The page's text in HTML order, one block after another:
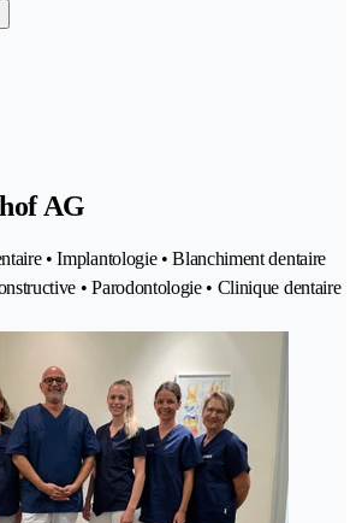
AG
• Implantologie • Blanchiment dentaire
• Parodontologie • Clinique dentaire